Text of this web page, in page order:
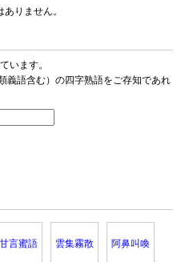
りません。
います。
義語含む）の四字熟語をご存知であれ
甘言蜜語 雲集霧散 阿鼻叫喚